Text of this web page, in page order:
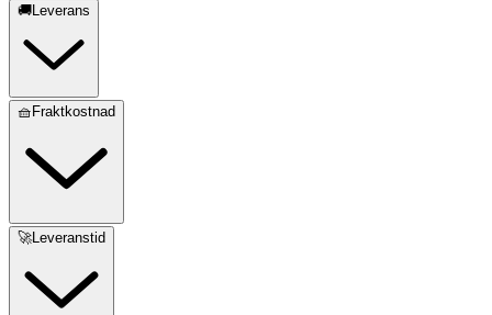
🚚Leverans
🧺Fraktkostnad
🚀Leveranstid